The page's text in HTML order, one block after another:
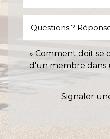
Questions ?
Comment doit se
d'un membre dans
Signaler